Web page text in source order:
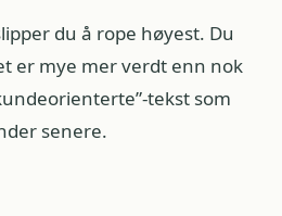
du å rope høyest. Du
er mye mer verdt enn nok
tekst som
senere.